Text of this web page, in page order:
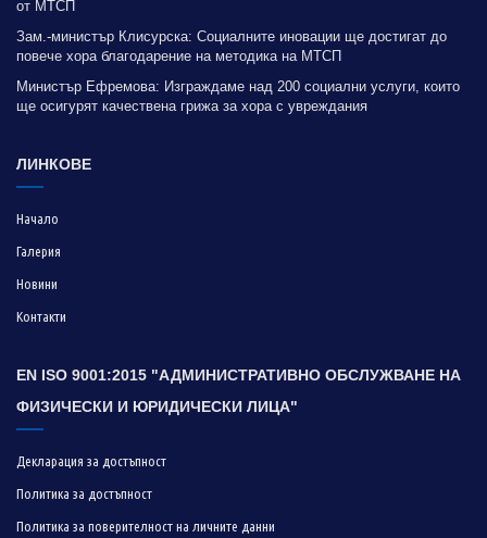
от МТСП
Зам.-министър Клисурска: Социалните иновации ще достигат до
повече хора благодарение на методика на МТСП
Министър Ефремова: Изграждаме над 200 социални услуги, които
ще осигурят качествена грижа за хора с увреждания
ЛИНКОВЕ
Начало
Галерия
Новини
Контакти
EN ISO 9001:2015 "АДМИНИСТРАТИВНО ОБСЛУЖВАНЕ НА
ФИЗИЧЕСКИ И ЮРИДИЧЕСКИ ЛИЦА"
Декларация за достъпност
Политика за достъпност
Политика за поверителност на личните данни